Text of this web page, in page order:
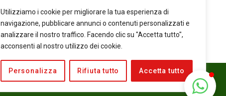
Utilizziamo i cookie per migliorare la tua esperienza di
navigazione, pubblicare annunci o contenuti personalizzati e
analizzare il nostro traffico. Facendo clic su "Accetta tutto",
acconsenti al nostro utilizzo dei cookie.
Personalizza Rifiuta tutto Accetta tutto